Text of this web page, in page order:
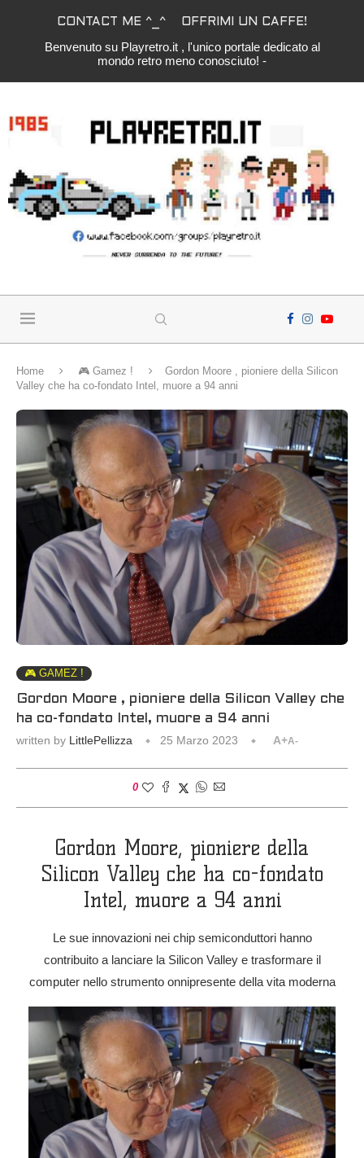
CONTACT ME ^_^ OFFRIMI UN CAFFE!
Benvenuto su Playretro.it , l'unico portale dedicato al
mondo retro meno conosciuto! -
Home 🎮 Gamez !
Gordon Moore , pioniere della Silicon
Valley che ha co-fondato Intel, muore a 94 anni
🎮 GAMEZ !
Gordon Moore , pioniere della Silicon Valley che
ha co-fondato Intel, muore a 94 anni
written by LittlePellizza 25 Marzo 2023 A+A-
0
Gordon Moore, pioniere della
Silicon Valley che ha co-fondato
Intel, muore a 94 anni
Le sue innovazioni nei chip semiconduttori hanno
contribuito a lanciare la Silicon Valley e trasformare il
computer nello strumento onnipresente della vita moderna